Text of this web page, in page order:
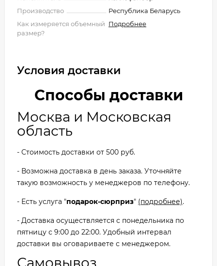
Производство
Республика Беларусь
Как измеряется объемный
размер?
Подробнее
Условия доставки
Способы доставки
Москва и Московская
область
- Стоимость доставки от 500 руб.
- Возможна доставка в день заказа. Уточняйте
такую возможность у менеджеров по телефону.
- Есть услуга "подарок-сюрприз" (подробнее).
- Доставка осуществляется с понедельника по
пятницу с 9:00 до 22:00. Удобный интервал
доставки вы оговариваете с менеджером.